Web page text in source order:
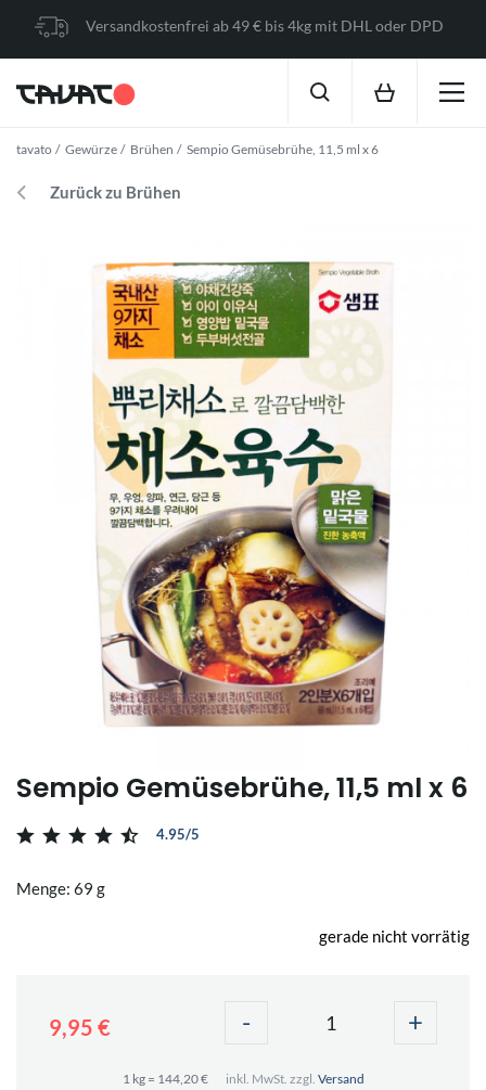
Versandkostenfrei ab 49 € bis 4kg mit DHL oder DPD
tavato Gewürze Brühen Sempio Gemüsebrühe, 11,5 ml x 6
Zurück zu Brühen
Sempio Gemüsebrühe, 11,5 ml x 6
4.95/5
Menge: 69 g
gerade nicht vorrätig
9,95 € - +
1 kg = 144,20 € inkl. MwSt. zzgl. Versand